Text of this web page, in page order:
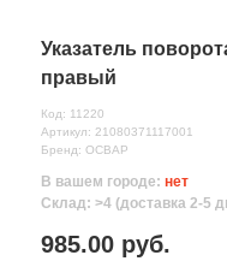
Указатель
правый
Код: 11220
Артикул: 21080371117001
Бренд: ОСВАР
В вашем городе: нет
Склад: >4 (доставка 2-5
985.00 руб.